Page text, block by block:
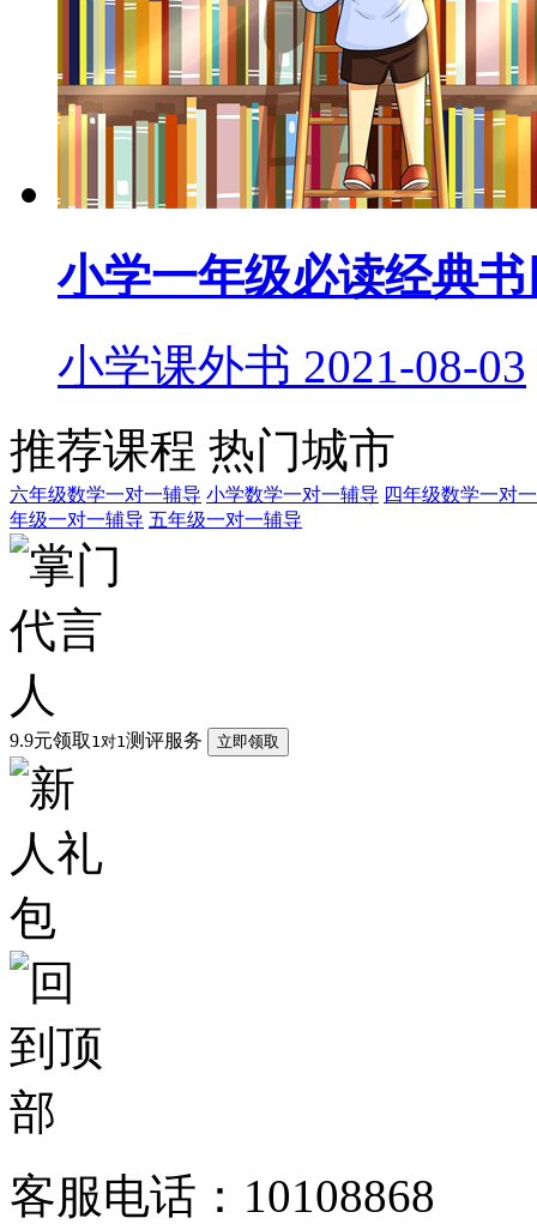
小学一年级必读经典
小学课外书 2021-08-03
推荐课程 热门城市
六年级数学一对一辅导 小学数学一对一辅导 四年级数学一对
年级一对一辅导 五年级一对一辅导
9.9元领取 1对1测评服务 立即领取
客服电话：10108868